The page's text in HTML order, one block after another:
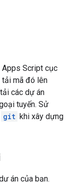
Apps Script cục
tải mã đó lên
các dự án
tuyến. Sử
git khi xây dựng
án của bạn.